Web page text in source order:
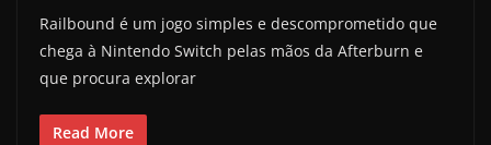
Railbound é um jogo simples e descomprometido que
chega à Nintendo Switch pelas mãos da Afterburn e
que procura explorar
Read More